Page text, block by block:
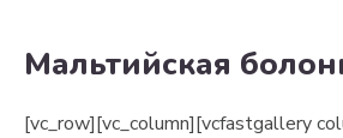
Мальтийская
[vc_row][vc_column][vcfastgallery